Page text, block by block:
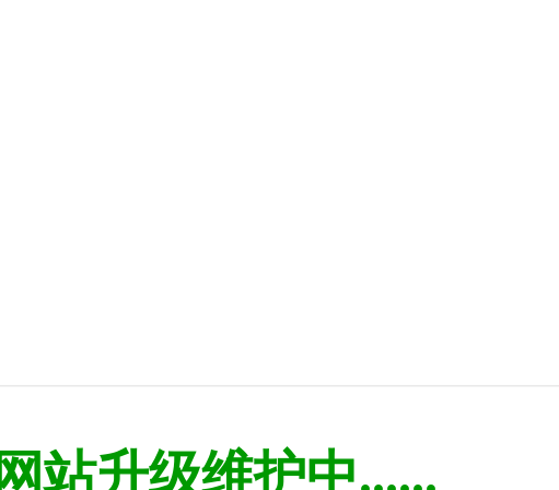
网站升级维护中......